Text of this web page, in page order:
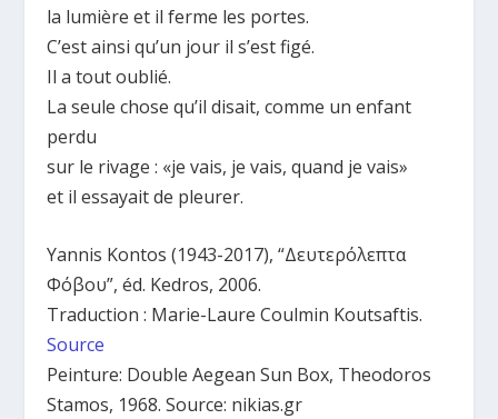
la lumière et il ferme les portes.
C’est ainsi qu’un jour il s’est figé.
Il a tout oublié.
La seule chose qu’il disait, comme un enfant
perdu
sur le rivage : «je vais, je vais, quand je vais»
et il essayait de pleurer.
Yannis Kontos (1943-2017), “Δευτερόλεπτα
Φόβου”, éd. Kedros, 2006.
Traduction : Marie-Laure Coulmin Koutsaftis.
Source
Peinture: Double Aegean Sun Box, Theodoros
Stamos, 1968. Source: nikias.gr